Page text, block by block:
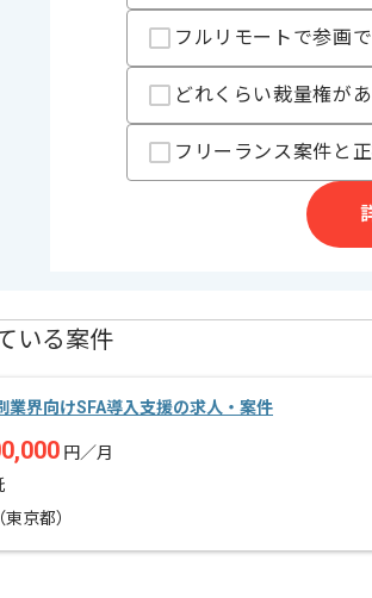
での実績がある企業の案件でございます。
の経験を活かすことができます。
保有している企業ですので、
績に応じて別案件のご提案も差し上げる場合が
一部リモート作業を見込んでおります。
フルリモートで参画
どれくらい裁量権が
フリーランス案件と
いる案件
業界向けSFA導入支援の求人・案件
円／月
京都）